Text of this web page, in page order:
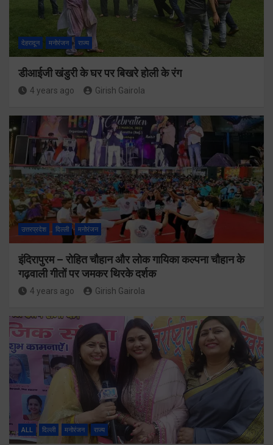
देहरादून मनोरंजन राज्य
डीआईजी खंडुरी के घर पर बिखरे होली के रंग
4 years ago Girish Gairola
उत्तरप्रदेश दिल्ली मनोरंजन
इंदिरापुरम – रोहित चौहान और लोक गायिका कल्पना चौहान के
गढ़वाली गीतों पर जमकर थिरके दर्शक
4 years ago Girish Gairola
ALL दिल्ली मनोरंजन राज्य